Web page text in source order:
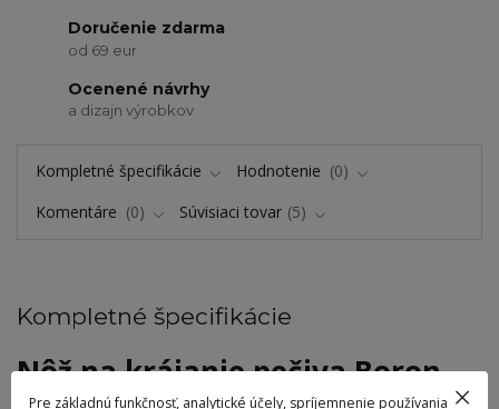
Doručenie zdarma
od 69 eur
Ocenené návrhy
a dizajn výrobkov
Kompletné špecifikácie Hodnotenie
0
Komentáre
0 Súvisiaci tovar 5
Kompletné špecifikácie
Nôž na krájanie pečiva Boron
Pre základnú funkčnosť, analytické účely, spríjemnenie používania